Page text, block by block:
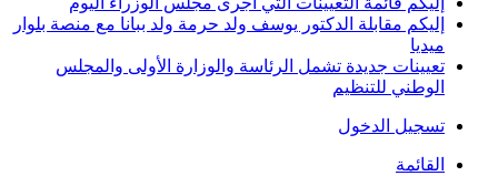
إليكم مقابلة الدكتور يوسف ولد حرمة ولد ببانا مع منصة بلوار
ميديا
تعيينات جديدة تشمل الرئاسة والوزارة الأولى والمجلس
الوطني للتنظيم
تسجيل الدخول
القائمة